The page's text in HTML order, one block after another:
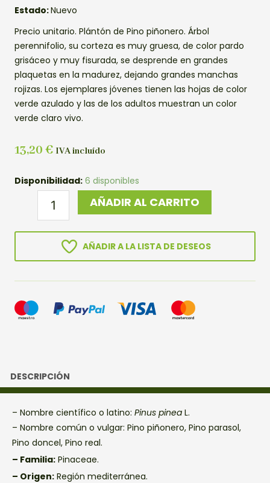
Estado:Nuevo
Precio unitario. Plántón de Pino piñonero. Árbol
perennifolio, su corteza es muy gruesa, de color pardo
grisáceo y muy fisurada, se desprende en grandes
plaquetas en la madurez, dejando grandes manchas
rojizas. Los ejemplares jóvenes tienen las hojas de color
verde azulado y las de los adultos muestran un color
verde claro vivo.
13,20 € IVA incluído
Disponibilidad: 6 disponibles
PLANTON
PIÑONERO
AÑADIR AL CARRITO
AÑADIR A LA LISTA DE DESEOS
DESCRIPCIÓN
– Nombre científico o latino: Pinus pinea L.
– Nombre común o vulgar: Pino piñonero, Pino parasol,
Pino doncel, Pino real.
– Familia: Pinaceae.
– Origen: Región mediterránea.